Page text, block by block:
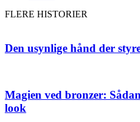
FLERE HISTORIER
Den usynlige hånd der
Magien ved bronzer:
look